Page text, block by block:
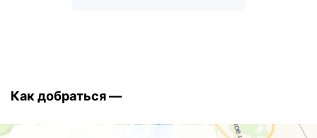
Как добраться —